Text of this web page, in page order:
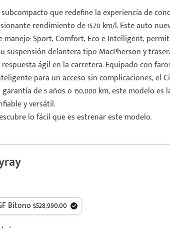
subcompacto que redefine la experiencia de
rendimiento de 15.70 km/l. Este auto
manejo: Sport, Comfort, Eco e Intelligent,
suspensión delantera tipo MacPherson y
ágil en la carretera. Equipado con
para un acceso sin complicaciones, el
de 5 años o 150,000 km, este modelo es
y versátil.
lo fácil que es estrenar este modelo.
Bitono $528,990.00